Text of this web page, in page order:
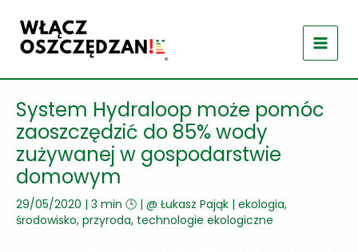
treści
System Hydraloop może pomóc
zaoszczędzić do 85% wody
zużywanej w gospodarstwie
domowym
29/05/2020 | 3 min 🕒 | @ Łukasz Pająk | ekologia,
środowisko, przyroda, technologie ekologiczne